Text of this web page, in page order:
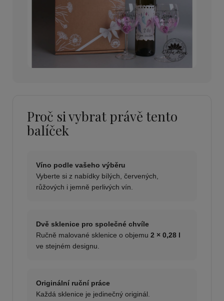
Proč si vybrat právě tento
balíček
Víno podle vašeho výběru
Vyberte si z nabídky bílých, červených,
růžových i jemně perlivých vín.
Dvě sklenice pro společné chvíle
Ručně malované sklenice o objemu 2 × 0,28 l
ve stejném designu.
Originální ruční práce
Každá sklenice je jedinečný originál.